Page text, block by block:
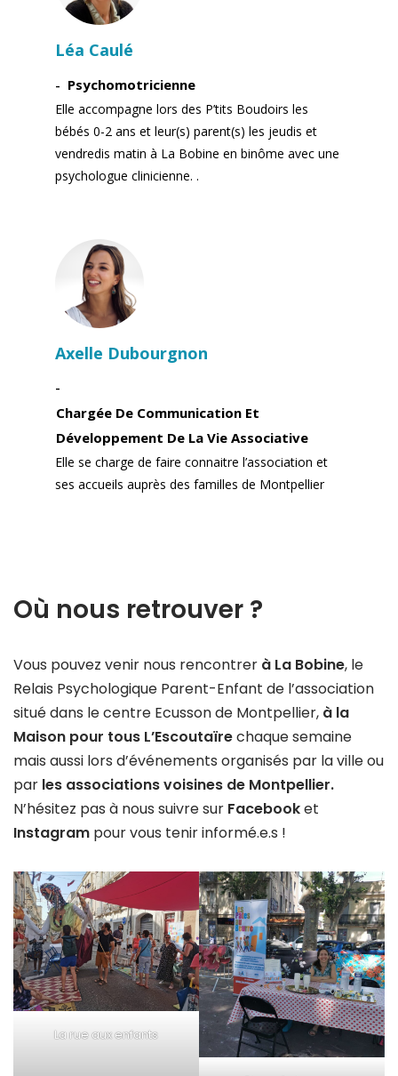
Léa Caulé
Psychomotricienne
Elle accompagne lors des P’tits Boudoirs les
bébés 0-2 ans et leur(s) parent(s) les jeudis et
vendredis matin à La Bobine en binôme avec une
psychologue clinicienne. .
Axelle Dubourgnon
Chargée De Communication Et
Développement De La Vie Associative
Elle se charge de faire connaitre l’association et
ses accueils auprès des familles de Montpellier
Où nous retrouver ?
Vous pouvez venir nous rencontrer à La Bobine, le
Relais Psychologique Parent-Enfant de l’association
situé dans le centre Ecusson de Montpellier, à la
Maison pour tous L’Escoutaïrechaque semaine
mais aussi lors d’événements organisés par la ville ou
par les associations voisines de Montpellier.
N’hésitez pas à nous suivre sur Facebooket
Instagram pour vous tenir informé.e.s !
La rue aux enfants